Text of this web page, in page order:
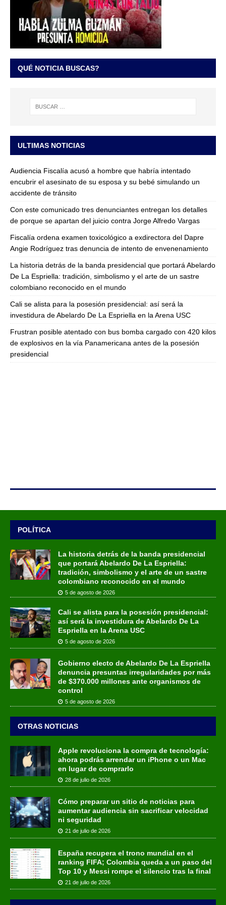
QUÉ NOTICIA BUSCAS?
ULTIMAS NOTICIAS
Audiencia Fiscalía acusó a hombre que habría intentado
encubrir el asesinato de su esposa y su bebé simulando un
accidente de tránsito
Con este comunicado tres denunciantes entregan los detalles
de porque se apartan del juicio contra Jorge Alfredo Vargas
Fiscalía ordena examen toxicológico a exdirectora del Dapre
Angie Rodríguez tras denuncia de intento de envenenamiento
La historia detrás de la banda presidencial que portará Abelardo
De La Espriella: tradición, simbolismo y el arte de un sastre
colombiano reconocido en el mundo
Cali se alista para la posesión presidencial: así será la
investidura de Abelardo De La Espriella en la Arena USC
Frustran posible atentado con bus bomba cargado con 420 kilos
de explosivos en la vía Panamericana antes de la posesión
presidencial
POLÍTICA
La historia detrás de la banda presidencial
que portará Abelardo De La Espriella:
tradición, simbolismo y el arte de un sastre
colombiano reconocido en el mundo
5 de agosto de 2026
Cali se alista para la posesión presidencial:
así será la investidura de Abelardo De La
Espriella en la Arena USC
5 de agosto de 2026
Gobierno electo de Abelardo De La Espriella
denuncia presuntas irregularidades por más
de $370.000 millones ante organismos de
control
5 de agosto de 2026
OTRAS NOTICIAS
Apple revoluciona la compra de tecnología:
ahora podrás arrendar un iPhone o un Mac
en lugar de comprarlo
28 de julio de 2026
Cómo preparar un sitio de noticias para
aumentar audiencia sin sacrificar velocidad
ni seguridad
21 de julio de 2026
España recupera el trono mundial en el
ranking FIFA; Colombia queda a un paso del
Top 10 y Messi rompe el silencio tras la final
21 de julio de 2026